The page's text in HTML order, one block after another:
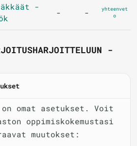
-
- -
yhteenvet
o
-
omat asetukset. Voit
oppimiskokemustasi
muutokset: